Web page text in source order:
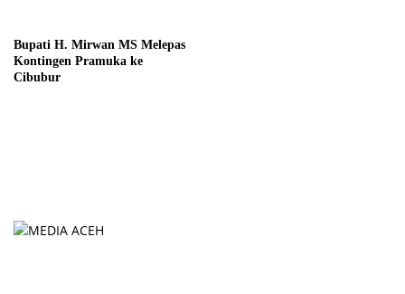
Bupati H. Mirwan MS Melepas
Kontingen Pramuka ke
Cibubur